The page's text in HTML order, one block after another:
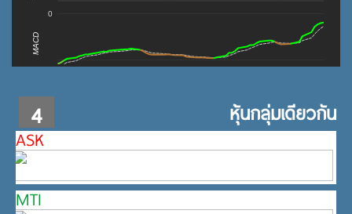
0
MACD
4 หุ้นกลุ่มเดียวกัน
ASK
MTI